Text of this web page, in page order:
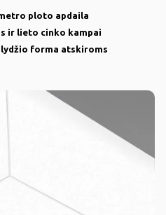
ploto apdaila
ir lieto cinko kampai
forma atskiroms